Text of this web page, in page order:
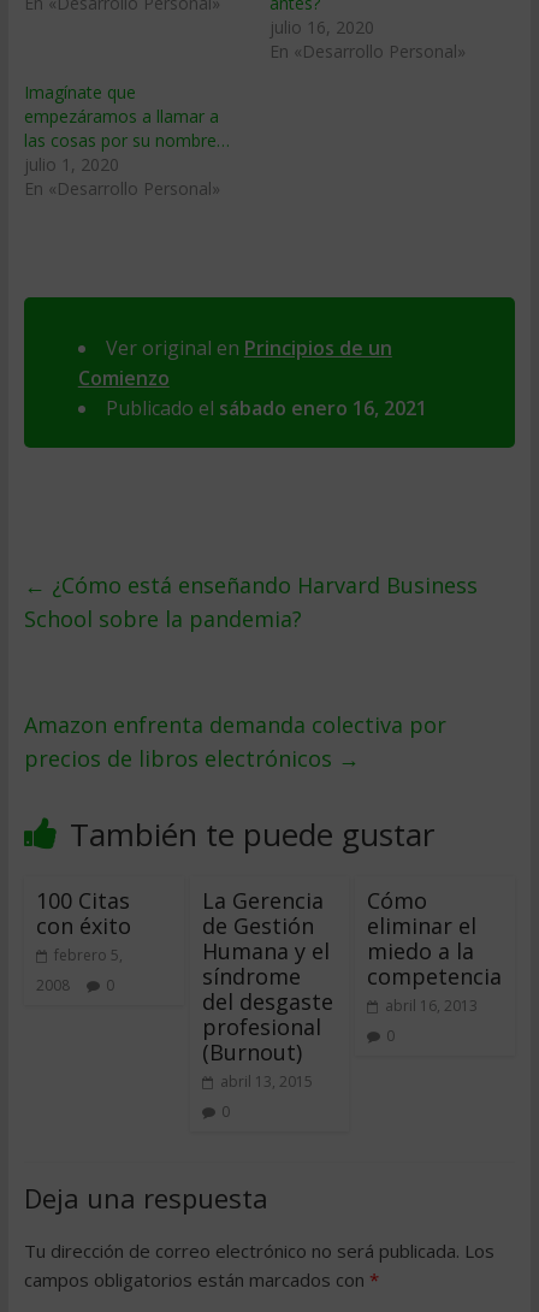
julio 16, 2020
En «Desarrollo Personal»
Imagínate que
empezáramos a llamar a
las cosas por su nombre…
julio 1, 2020
En «Desarrollo Personal»
Ver original en Principios de un
Comienzo
Publicado el sábado enero 16, 2021
← ¿Cómo está enseñando Harvard Business
School sobre la pandemia?
Amazon enfrenta demanda colectiva por
precios de libros electrónicos →
También te puede gustar
100 Citas
con éxito
febrero 5,
2008
0
La Gerencia
de Gestión
Humana y el
síndrome
del desgaste
profesional
(Burnout)
abril 13, 2015
0
Cómo
eliminar el
miedo a la
competencia
abril 16, 2013
0
Deja una respuesta
Tu dirección de correo electrónico no será publicada. Los
campos obligatorios están marcados con *